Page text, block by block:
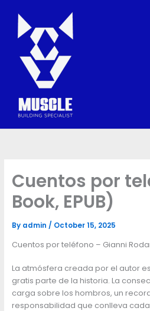
content
Cuentos por
Book, EPUB)
By admin / October 15, 2025
Cuentos por teléfono – Gianni
La atmósfera creada por el autor
gratis parte de la historia. La
carga sobre los hombros, un
responsabilidad que conlleva